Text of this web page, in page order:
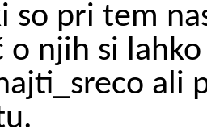
so pri tem
o njih si
ali